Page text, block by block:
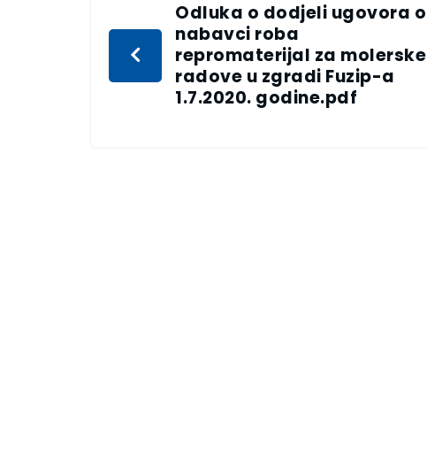
Odluka o dodjeli ugovora o
nabavci roba
repromaterijal za molerske
radove u zgradi Fuzip-a
1.7.2020. godine.pdf